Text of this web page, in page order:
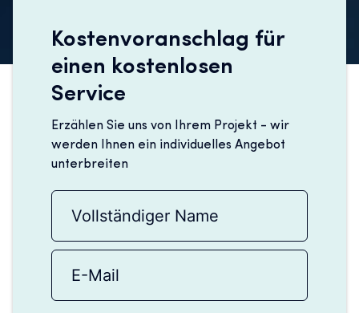
Kostenvoranschlag für
einen kostenlosen
Service
Erzählen Sie uns von Ihrem Projekt - wir
werden Ihnen ein individuelles Angebot
unterbreiten